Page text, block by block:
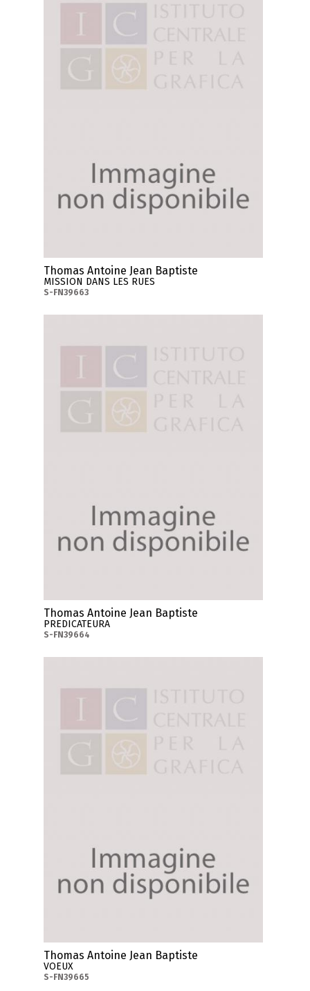
Thomas Antoine Jean Baptiste
MISSION DANS LES RUES
S-FN39663
Thomas Antoine Jean Baptiste
PREDICATEURA
S-FN39664
Thomas Antoine Jean Baptiste
VOEUX
S-FN39665